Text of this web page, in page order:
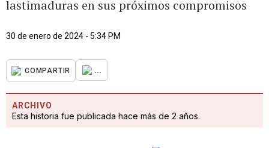
lastimaduras en sus próximos compromisos
30 de enero de 2024 - 5:34 PM
COMPARTIR ...
ARCHIVO
Esta historia fue publicada hace más de 2 años.